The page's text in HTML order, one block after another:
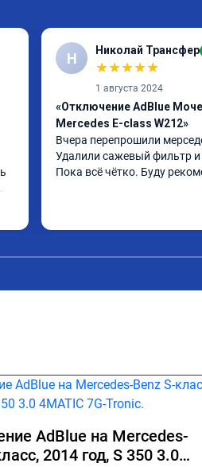
Н Николай Трансфер
★★★★★
1 августа 2024
«Отключение AdBlue
Mercedes E-class W212»
Вчера перепрошили
Удалили сажевый фильтр и
Пока всё чётко. Буду
AdBlue на Mercedes-
2014 год, S 350 3.0